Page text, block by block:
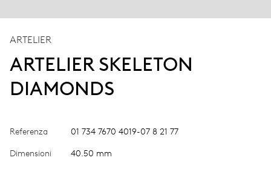
ARTELIER
ARTELIER SKELETON
DIAMONDS
Referenza 01 734 7670 4019-07 8 21 77
Dimensioni 40.50 mm